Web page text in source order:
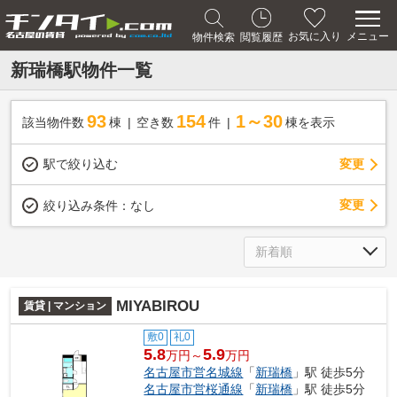
物件検索 閲覧履歴 お気に入り メニュー
新瑞橋駅物件一覧
該当物件数 93棟 空き数 154 件 1～30 棟を表示
駅で絞り込む 変更
絞り込み条件： なし 変更
賃貸 | マンション MIYABIROU
敷0 礼0
5.8万円～5.9万円
名古屋市営名城線 「新瑞橋 」駅 徒歩5分
名古屋市営桜通線 「新瑞橋 」駅 徒歩5分